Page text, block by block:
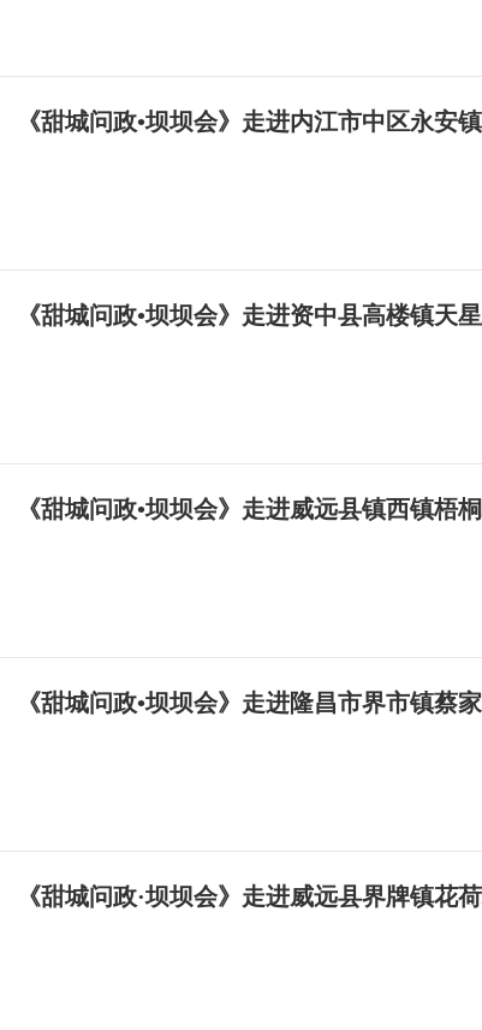
《甜城问政•坝坝会》走进内江市中区永安镇
《甜城问政•坝坝会》走进资中县高楼镇天
《甜城问政•坝坝会》走进威远县镇西镇梧
《甜城问政•坝坝会》走进隆昌市界市镇蔡
《甜城问政·坝坝会》走进威远县界牌镇花